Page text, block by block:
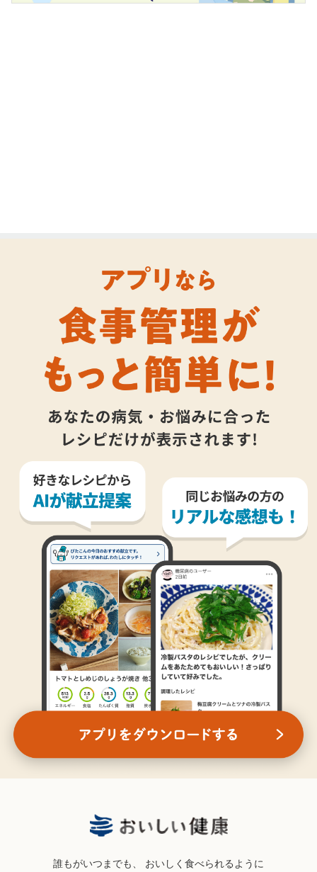
誰もがいつまでも、 おいしく食べられるように